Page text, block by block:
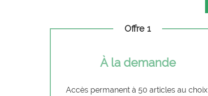
Offre 1
À la demande
Accès permanent à 50 articles au choix